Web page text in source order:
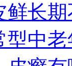
鲜长
型中